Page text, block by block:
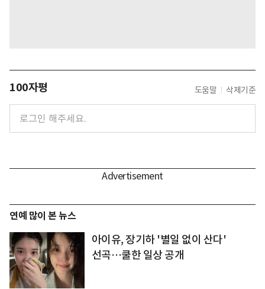
100자평 도움말 삭제기준
연예 많이 본 뉴스
아이유, 장기하 '별일 없이 산다'
선곡…쿨한 일상 공개